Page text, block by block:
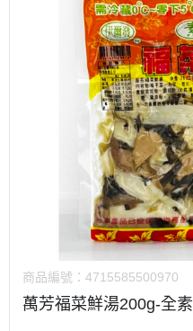
商品編號： 4715585500970
萬芳福菜鮮湯200g-全素